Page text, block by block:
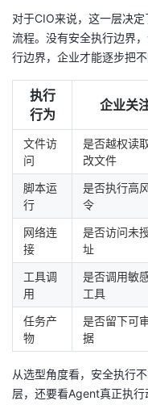
对于CIO来说，这一层决
流程。没有安全执行边界
行边界，企业才能逐步把
执行
行为
企业关
文件访
问
是否越权读
改文件
脚本运
行
是否执行高
令
网络连
接
是否访问未
址
工具调
用
是否调用敏
工具
任务产
物
是否留下可
据
从选型角度看，安全执行
层，还要看Agent真正执